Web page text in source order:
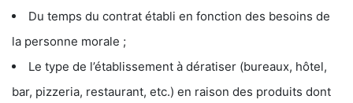
Du temps du contrat établi en fonction des besoins de
la personne morale ;
Le type de l’établissement à dératiser (bureaux, hôtel,
bar, pizzeria, restaurant, etc.) en raison des produits dont